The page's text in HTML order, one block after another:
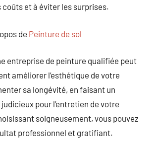
et à éviter les surprises.
de Peinture de sol
entreprise de peinture qualifiée peut
améliorer l’esthétique de votre
sa longévité, en faisant un
pour l’entretien de votre
soigneusement, vous pouvez
professionnel et gratifiant.